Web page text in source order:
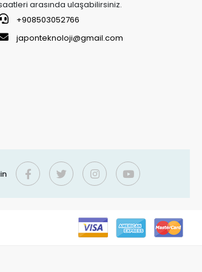
arasında ulaşabilirsiniz.
+908503052766
japonteknoloji@gmail.com